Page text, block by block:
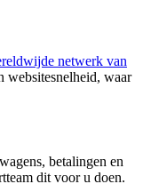
netwerk van
websitesnelheid, waar
betalingen en
dit voor u doen.